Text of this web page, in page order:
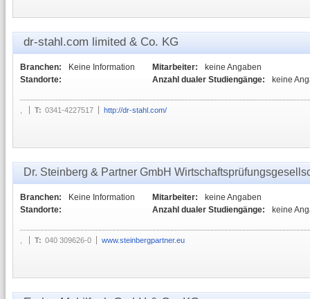
dr-stahl.com limited & Co. KG
Branchen:
Keine Information
Standorte:
Mitarbeiter:
keine Angaben
Anzahl dualer Studiengänge:
keine
T: 0341-4227517 http://dr-stahl.com/
Dr. Steinberg & Partner GmbH
Branchen:
Keine Information
Standorte:
Mitarbeiter:
keine Angaben
Anzahl dualer Studiengänge:
keine
T: 040 309626-0 www.steinbergpartner.eu